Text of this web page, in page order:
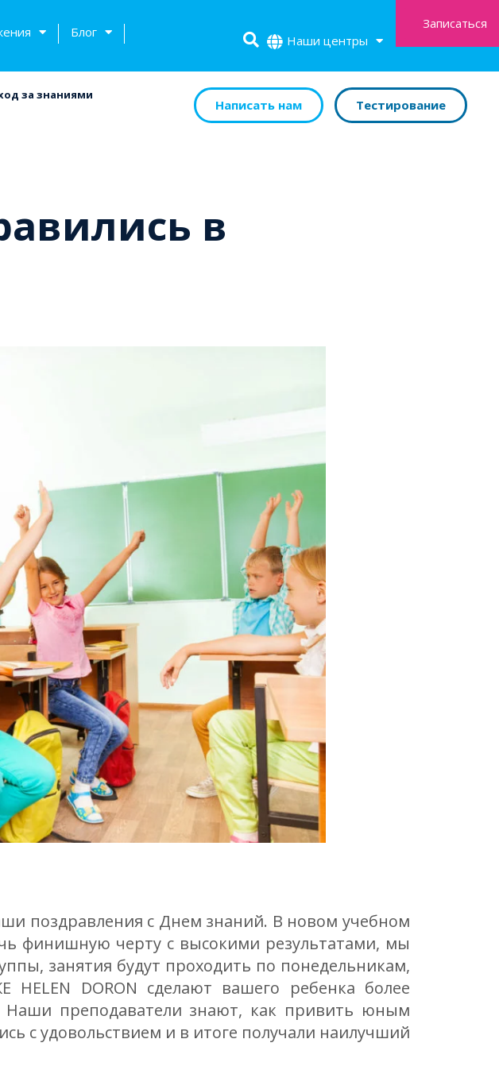
Блог
Наши центры
Записаться
за знаниями
Написать нам Тестирование
в
поздравления с Днем знаний. В новом учебном
финишную черту с высокими результатами, мы
занятия будут проходить по понедельникам,
HELEN DORON сделают вашего ребенка более
преподаватели знают, как привить юным
с удовольствием и в итоге получали наилучший